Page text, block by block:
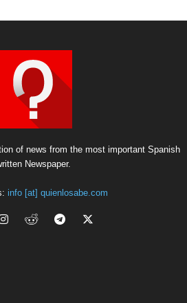
of news from the most important Spanish
Newspaper.
info [at] quienlosabe.com